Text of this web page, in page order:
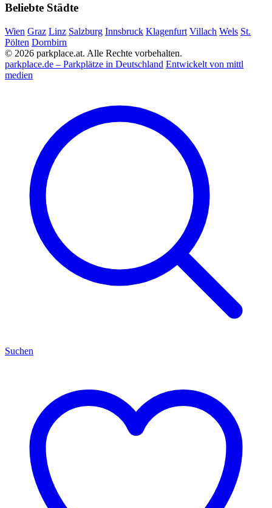
Beliebte Städte
Wien Graz Linz Salzburg Innsbruck Klagenfurt Villach Wels St.
Pölten Dornbirn
© 2026 parkplace.at. Alle Rechte vorbehalten.
parkplace.de – Parkplätze in Deutschland Entwickelt von mittl
medien
Suchen